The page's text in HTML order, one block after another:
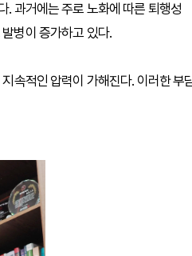
. 과거에는 주로 노화에 따른 퇴행성
병이 증가하고 있다.
속적인 압력이 가해진다. 이러한 부